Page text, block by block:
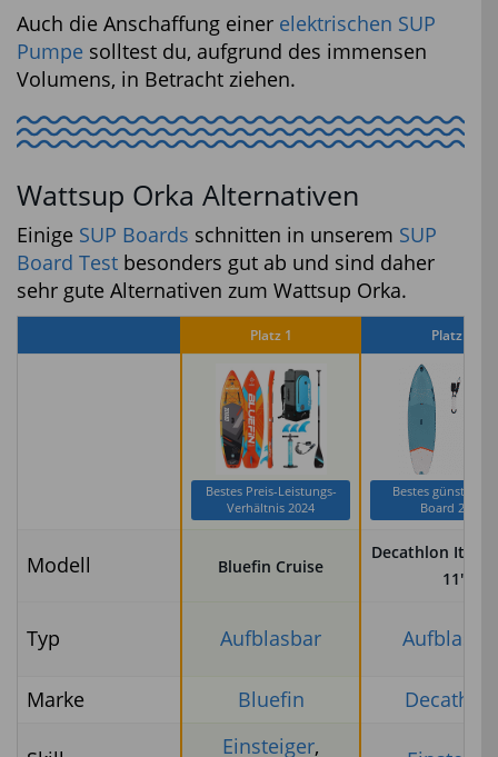
Auch die Anschaffung einer elektrischen SUP
Pumpe solltest du, aufgrund des immensen
Volumens, in Betracht ziehen.
Wattsup Orka Alternativen
Einige SUP Boards schnitten in unserem SUP
Board Test besonders gut ab und sind daher
sehr gute Alternativen zum Wattsup Orka.
Platz 1 Platz 2
Bestes Preis-Leistungs-
Verhältnis 2024
Bestes günstiges
Board 2024
Modell Bluefin Cruise
Decathlon Itiwit
11′
Typ Aufblasbar
Marke Bluefin
Einsteiger,